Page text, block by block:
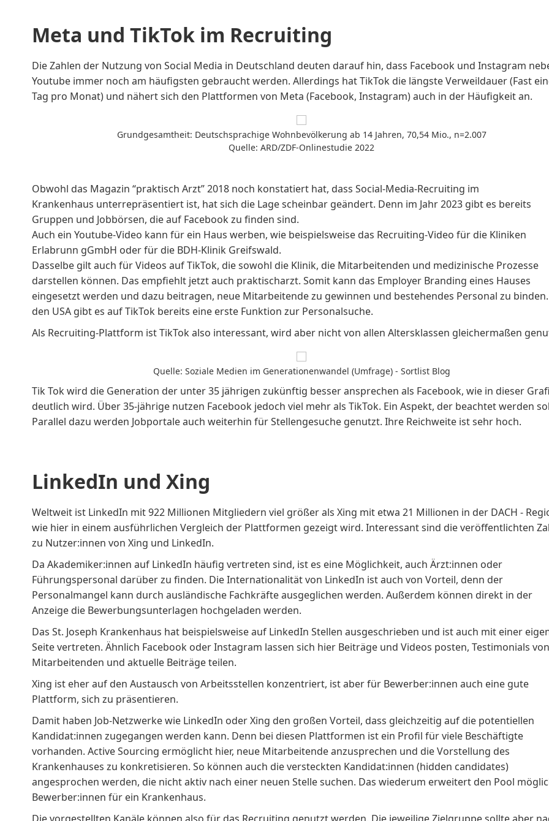
Meta und TikTok im Recruiting
Die Zahlen der Nutzung von Social Media in Deutschland deuten darauf hin, dass Facebook und Instagram
Youtube immer noch am häufigsten gebraucht werden. Allerdings hat TikTok die längste Verweildauer (Fast
Tag pro Monat) und nähert sich den Plattformen von Meta (Facebook, Instagram) auch in der Häufigkeit an.
Grundgesamtheit: Deutschsprachige Wohnbevölkerung ab 14 Jahren, 70,54 Mio., n=2.007
Quelle: ARD/ZDF-Onlinestudie 2022
Obwohl das Magazin “praktisch Arzt” 2018 noch konstatiert hat, dass Social-Media-Recruiting im
Krankenhaus unterrepräsentiert ist, hat sich die Lage scheinbar geändert. Denn im Jahr 2023 gibt es bereits
Gruppen und Jobbörsen, die auf Facebook zu finden sind.
Auch ein Youtube-Video kann für ein Haus werben, wie beispielsweise das Recruiting-Video für die Kliniken
Erlabrunn gGmbH oder für die BDH-Klinik Greifswald.
Dasselbe gilt auch für Videos auf TikTok, die sowohl die Klinik, die Mitarbeitenden und medizinische Prozesse
darstellen können. Das empfiehlt jetzt auch praktischarzt. Somit kann das Employer Branding eines Hauses
eingesetzt werden und dazu beitragen, neue Mitarbeitende zu gewinnen und bestehendes Personal zu
den USA gibt es auf TikTok bereits eine erste Funktion zur Personalsuche.
Als Recruiting-Plattform ist TikTok also interessant, wird aber nicht von allen Altersklassen gleichermaßen
Quelle: Soziale Medien im Generationenwandel (Umfrage) - Sortlist Blog
Tik Tok wird die Generation der unter 35 jährigen zukünftig besser ansprechen als Facebook, wie in dieser
deutlich wird. Über 35-jährige nutzen Facebook jedoch viel mehr als TikTok. Ein Aspekt, der beachtet werden
Parallel dazu werden Jobportale auch weiterhin für Stellengesuche genutzt. Ihre Reichweite ist sehr hoch.
LinkedIn und Xing
Weltweit ist LinkedIn mit 922 Millionen Mitgliedern viel größer als Xing mit etwa 21 Millionen in der DACH -
wie hier in einem ausführlichen Vergleich der Plattformen gezeigt wird. Interessant sind die veröffentlichten
zu Nutzer:innen von Xing und LinkedIn.
Da Akademiker:innen auf LinkedIn häufig vertreten sind, ist es eine Möglichkeit, auch Ärzt:innen oder
Führungspersonal darüber zu finden. Die Internationalität von LinkedIn ist auch von Vorteil, denn der
Personalmangel kann durch ausländische Fachkräfte ausgeglichen werden. Außerdem können direkt in der
Anzeige die Bewerbungsunterlagen hochgeladen werden.
Das St. Joseph Krankenhaus hat beispielsweise auf LinkedIn Stellen ausgeschrieben und ist auch mit einer
Seite vertreten. Ähnlich Facebook oder Instagram lassen sich hier Beiträge und Videos posten, Testimonials von
Mitarbeitenden und aktuelle Beiträge teilen.
Xing ist eher auf den Austausch von Arbeitsstellen konzentriert, ist aber für Bewerber:innen auch eine gute
Plattform, sich zu präsentieren.
Damit haben Job-Netzwerke wie LinkedIn oder Xing den großen Vorteil, dass gleichzeitig auf die potentiellen
Kandidat:innen zugegangen werden kann. Denn bei diesen Plattformen ist ein Profil für viele Beschäftigte
vorhanden. Active Sourcing ermöglicht hier, neue Mitarbeitende anzusprechen und die Vorstellung des
Krankenhauses zu konkretisieren. So können auch die versteckten Kandidat:innen (hidden candidates)
angesprochen werden, die nicht aktiv nach einer neuen Stelle suchen. Das wiederum erweitert den Pool
Bewerber:innen für ein Krankenhaus.